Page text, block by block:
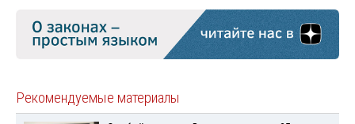
Рекомендуемые материалы